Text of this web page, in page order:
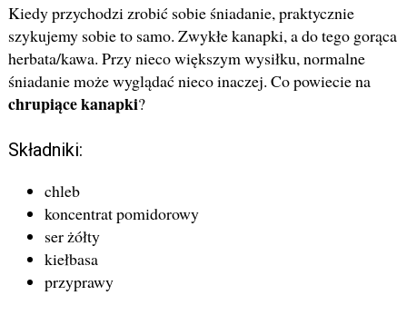
Kiedy przychodzi zrobić sobie śniadanie, praktycznie
szykujemy sobie to samo. Zwykłe kanapki, a do tego gorąca
herbata/kawa. Przy nieco większym wysiłku, normalne
śniadanie może wyglądać nieco inaczej. Co powiecie na
chrupiące kanapki?
Składniki:
chleb
koncentrat pomidorowy
ser żółty
kiełbasa
przyprawy